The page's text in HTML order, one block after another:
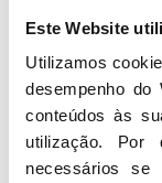
Este Website
Utilizamos
desempenho
conteúdos às
utilização. Por
necessários se
Seguir nas redes